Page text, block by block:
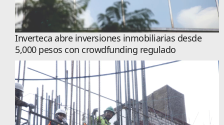
Inverteca abre inversiones inmobiliarias desde
5,000 pesos con crowdfunding regulado